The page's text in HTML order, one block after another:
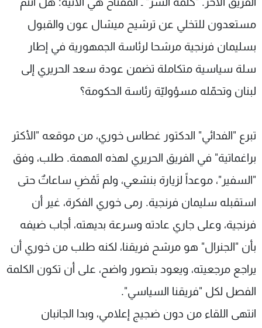
مستعدون للتخلي عن ترشيح ميشال عون والقبول
بسليمان فرنجية مرشحا لرئاسة الجمهورية في إطار
سلة سياسية متكاملة تضمن عودة سعد الحريري إلى
لبنان وتحمّله مسؤوليّة رئاسة الحكومة؟
تبرع "الفدائي" الدكتور غطاس خوري، من موقعه "الأكثر
براغماتية" في الفريق الحريري لهذه المهمة. طلب، وفق
"السفير"، موعداً لزيارة بنشعي، ولم تَمْضِ ساعاتٌ حتى
استقبله سليمان فرنجية. رمى خوري الفكرة، غير أن
فرنجية، وعلى جاري عادته وسرعة بديهته، أجاب ضيفه
بأن "الجنرال" هو مرشح فريقنا، لكنه طلب من خوري أن
يراجع مرجعيته، ويعود بتصور واضح، على أن تكون الكلمة
الفصل لكل "فريقنا السياسي".
انتهى اللقاء من دون ضجيج إعلامي، وبدا الجانبان